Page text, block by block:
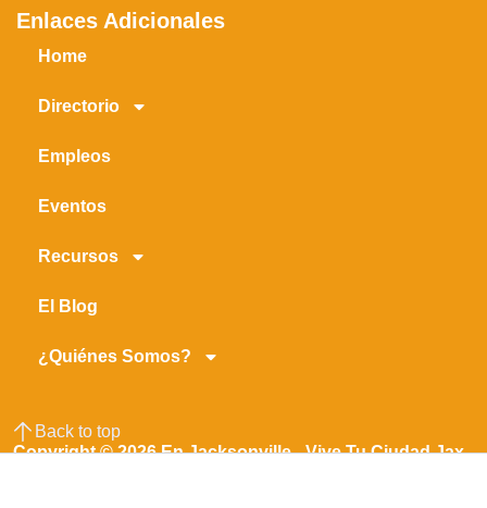
Enlaces Adicionales
Home
Directorio
Empleos
Eventos
Recursos
El Blog
¿Quiénes Somos?
Back to top
Copyright © 2026 En Jacksonville - Vive Tu Ciudad Jax -